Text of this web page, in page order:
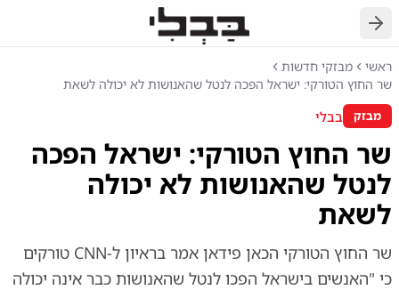
חזרה
ראשי
מבזקי חדשות
שר החוץ הטורקי: ישראל הפכה לנטל שהאנושות לא יכולה לשאת
מבזק בבלי
שר החוץ הטורקי: ישראל הפכה
לנטל שהאנושות לא יכולה
לשאת
שר החוץ הטורקי הכאן פידאן אמר בראיון ל-CNN טורקים
כי "האנשים בישראל הפכו לנטל שהאנושות כבר אינה יכולה